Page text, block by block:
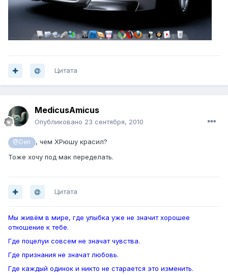
Цитата
MedicusAmicus
Опубликовано 23 сентября, 2010
@Den
, чем ХРюшу красил?
Тоже хочу под мак переделать.
Цитата
Мы живём в мире, где улыбка уже не значит хорошее
отношение к тебе.
Где поцелуи совсем не значат чувства.
Где признания не значат любовь.
Где каждый одинок и никто не старается это изменить.